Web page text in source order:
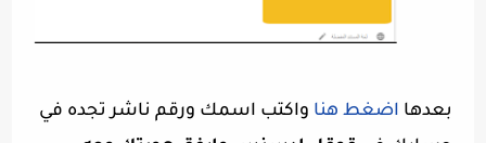
بعدها اضغط هنا واكتب اسمك ورقم ناشر تجده في